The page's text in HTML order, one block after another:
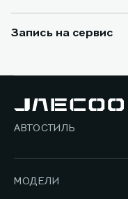
Запись на сервис
АВТОСТИЛЬ
МОДЕЛИ